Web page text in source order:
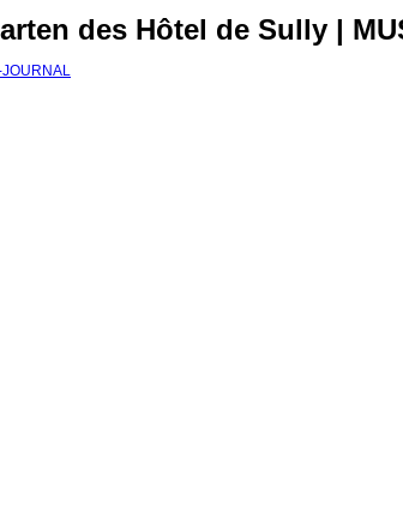
des Hôtel de Sully |